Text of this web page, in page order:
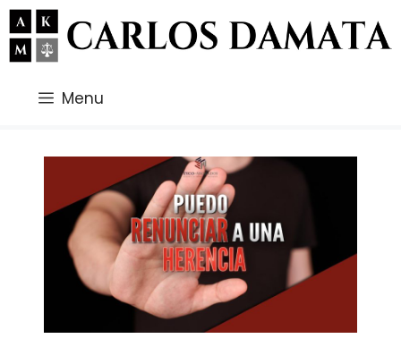
Saltar
al
contenido
Menu